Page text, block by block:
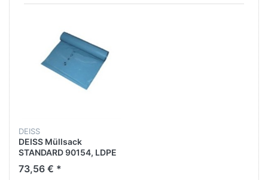
DEISS
DEISS Müllsack
STANDARD 90154, LDPE
(RC), 240 l, 1.000 x 1.250
mm, blau, 100 St.
73,56 € *